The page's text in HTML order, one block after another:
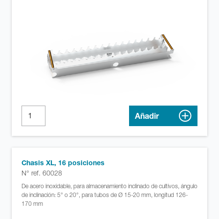
Añadir
Chasis XL, 16 posiciones
N° ref. 60028
De acero inoxidable, para almacenamiento inclinado de cultivos, ángulo
de inclinación: 5° o 20°, para tubos de Ø 15-20 mm, longitud 126-
170 mm